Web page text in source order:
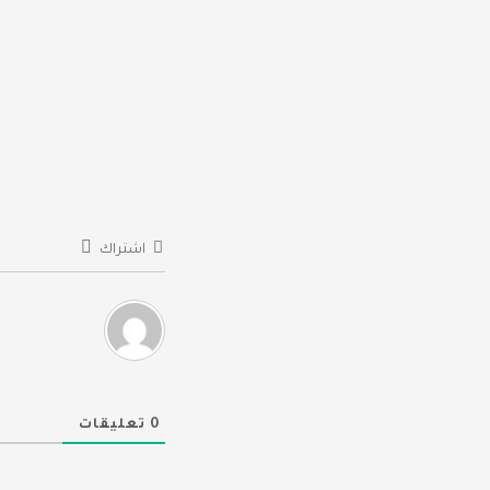
اشتراك
0 تعليقات